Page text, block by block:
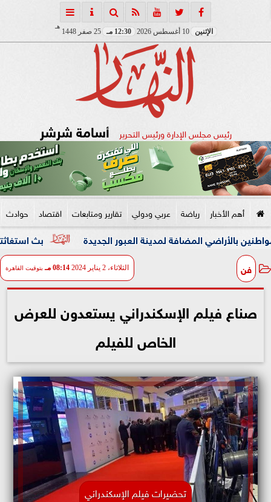
الإثنين 10 أغسطس 2026 12:30 مـ 25 صفر 1448
هـ
رئيس مجلس الإدارة ورئيس التحرير أسامة شرشر
أهم الأخبار رياضة عربي ودولي تقارير ومتابعات اقتصاد حوادث
بث استغاثته وأرسل المضافة لمدينة العبور الجديدة
فن الثلاثاء، 2 يناير 2024 08:14 مـ بتوقيت القاهرة
صناع فيلم الإسكندراني يستعدون للعرض
الخاص للفيلم
تحضيرات فيلم الإسكندراني